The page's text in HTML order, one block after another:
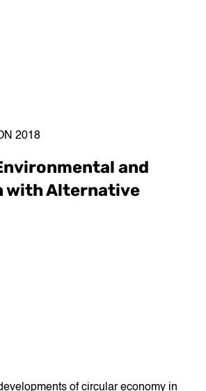
2018
and
with Alternative
of circular economy in